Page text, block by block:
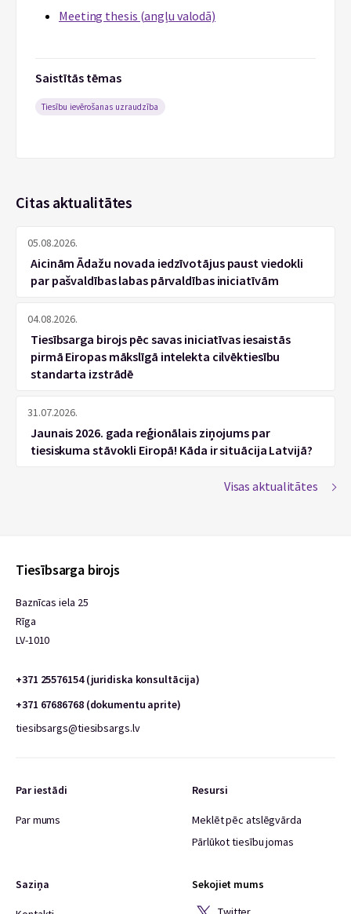
Meeting thesis (angļu valodā)
Saistītās tēmas
Tiesību ievērošanas uzraudzība
Citas aktualitātes
05.08.2026.
Aicinām Ādažu novada iedzīvotājus paust viedokli
par pašvaldības labas pārvaldības iniciatīvām
04.08.2026.
Tiesībsarga birojs pēc savas iniciatīvas iesaistās
pirmā Eiropas mākslīgā intelekta cilvēktiesību
standarta izstrādē
31.07.2026.
Jaunais 2026. gada reģionālais ziņojums par
tiesiskuma stāvokli Eiropā! Kāda ir situācija Latvijā?
Visas aktualitātes
Tiesībsarga birojs
Baznīcas iela 25
Rīga
LV-1010
+371 25576154 (juridiska konsultācija)
+371 67686768 (dokumentu aprite)
tiesibsargs@tiesibsargs.lv
Par iestādi
Par mums
Resursi
Meklēt pēc atslēgvārda
Pārlūkot tiesību jomas
Saziņa
Sekojiet mums